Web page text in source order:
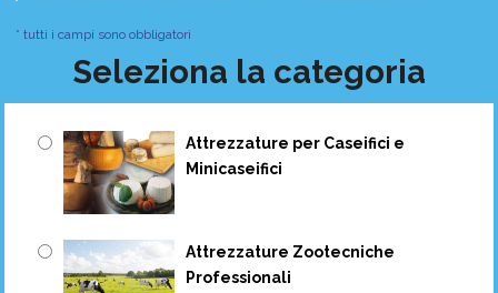
* tutti i campi sono obbligatori
Seleziona la categoria
Attrezzature per Caseifici e
Minicaseifici
Attrezzature Zootecniche
Professionali